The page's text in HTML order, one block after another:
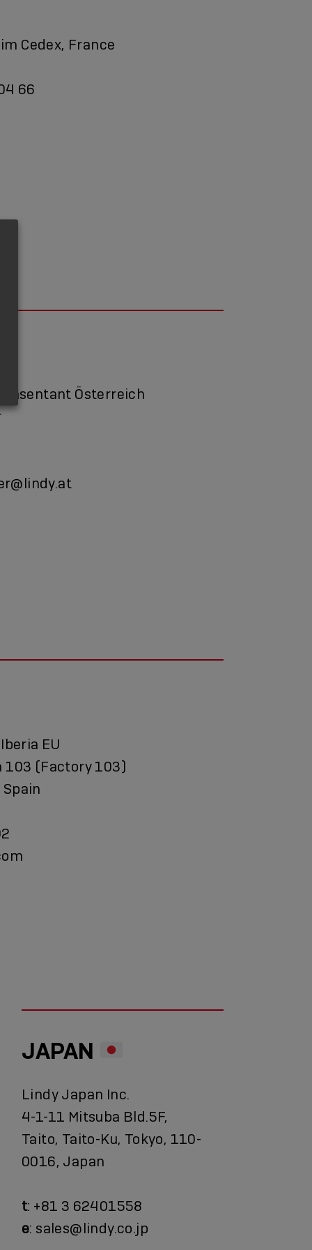
Cedex, France
66
Österreich
EU
103 (Factory 103)
JAPAN
Lindy Japan Inc.
4-1-11 Mitsuba Bld.5F,
Taito, Taito-Ku, Tokyo, 110-
0016, Japan
t: +81 3 62401558
e: sales@lindy.co.jp